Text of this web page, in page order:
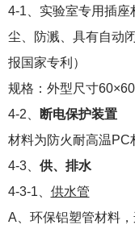
4-1、实验室专用插
尘、防溅、具有自动
报国家专利）
规格：外型尺寸
4-2、
断电保护装置
材料为防火耐高温PC
4-3、 供、排水
4-3-1、 供水管
A、环保铝塑管材料